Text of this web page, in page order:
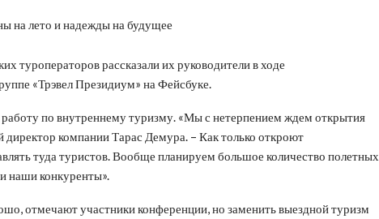
туроператоров рассказали их руководители в ходе
«Трэвел Президиум» на Фейсбуке.
по внутреннему туризму. «Мы с нетерпением ждем открытия
компании Тарас Демура. – Как только откроют
туда туристов. Вообще планируем большое количество полетных
наши конкуренты».
отмечают участники конференции, но заменить выездной туризм